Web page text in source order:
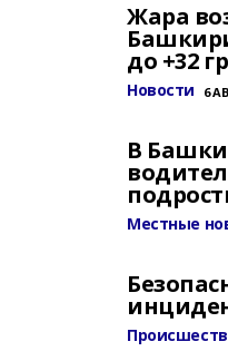
Жара
до +32
Новости 6
В
Местные